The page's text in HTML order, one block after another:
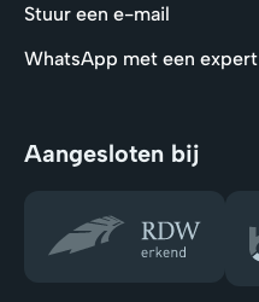
Stuur een e-mail
WhatsApp met een expert
Aangesloten bij